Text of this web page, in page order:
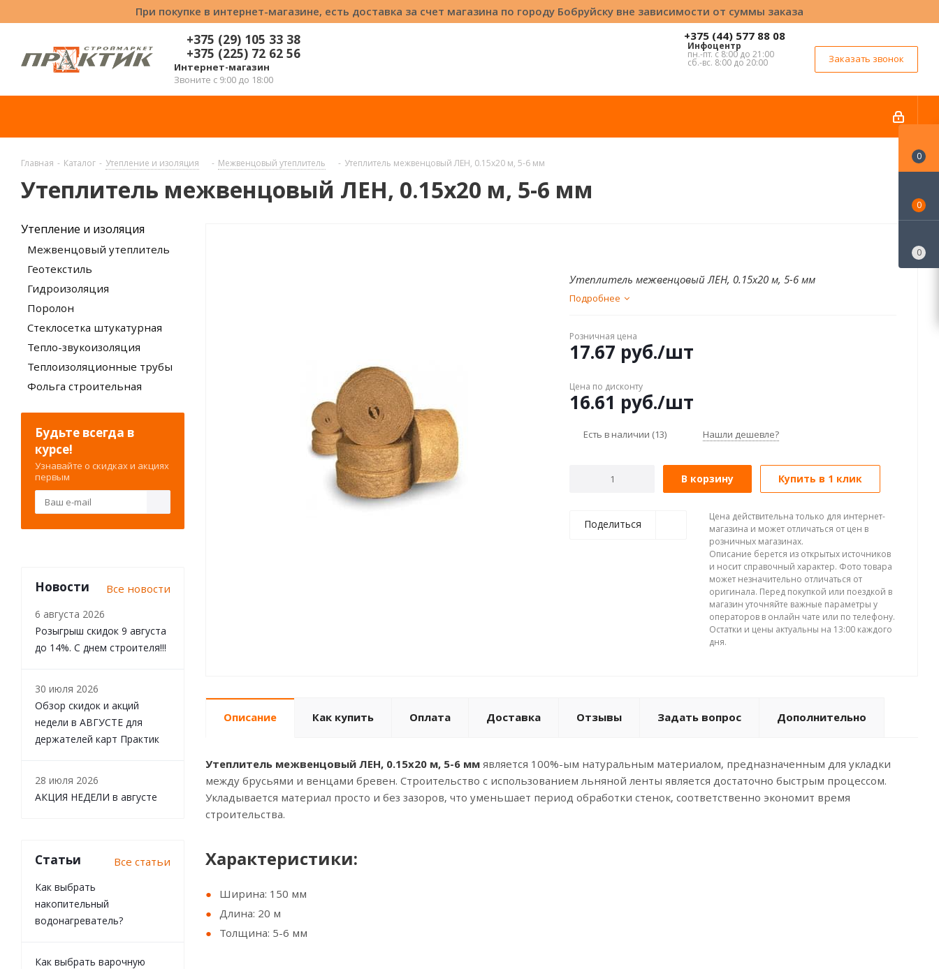
При покупке в интернет-магазине, есть доставка за счет магазина по городу Бобруйску вне зависимости от суммы заказа
+375 (29) 105 33 38
+375 (225) 72 62 56
Интернет-магазин
Звоните с 9:00 до 18:00
+375 (44) 577 88 08
Инфоцентр
пн.-пт. с 8:00 до 21:00
сб.-вс. 8:00 до 20:00 Заказать звонок
Главная - Каталог - Утепление и изоляция - Межвенцовый утеплитель - Утеплитель межвенцовый ЛЕН, 0.15х20 м, 5-6 мм
Утеплитель межвенцовый ЛЕН, 0.15х20 м, 5-6 мм
Утеплитель межвенцовый ЛЕН, 0.15х20 м, 5-6 мм
Подробнее
Розничная цена
17.67 руб./шт
Цена по дисконту
16.61 руб./шт
Есть в наличии (13) Нашли дешевле?
В корзину Купить в 1 клик
Поделиться
Цена действительна только для интернет-
магазина и может отличаться от цен в
розничных магазинах.
Описание берется из открытых источников
и носит справочный характер. Фото товара
может незначительно отличаться от
оригинала. Перед покупкой или поездкой в
магазин уточняйте важные параметры у
операторов в онлайн чате или по телефону.
Остатки и цены актуальны на 13:00 каждого
дня.
Описание Как купить Оплата Доставка Отзывы Задать вопрос Дополнительно
Утеплитель межвенцовый ЛЕН, 0.15х20 м, 5-6 мм является 100%-ым натуральным материалом, предназначенным для укладки
между брусьями и венцами бревен. Строительство с использованием льняной ленты является достаточно быстрым процессом.
Укладывается материал просто и без зазоров, что уменьшает период обработки стенок, соответственно экономит время
строительства.
Характеристики:
Ширина: 150 мм
Длина: 20 м
Толщина: 5-6 мм
Утепление и изоляция
Межвенцовый утеплитель
Геотекстиль
Гидроизоляция
Поролон
Стеклосетка штукатурная
Тепло-звукоизоляция
Теплоизоляционные трубы
Фольга строительная
Будьте всегда в
курсе!
Узнавайте о скидках и акциях
первым
Новости Все новости
6 августа 2026
Розыгрыш скидок 9 августа
до 14%. С днем строителя!!!
30 июля 2026
Обзор скидок и акций
недели в АВГУСТЕ для
держателей карт Практик
28 июля 2026
АКЦИЯ НЕДЕЛИ в августе
Статьи Все статьи
Как выбрать
накопительный
водонагреватель?
Как выбрать варочную
0
0
0